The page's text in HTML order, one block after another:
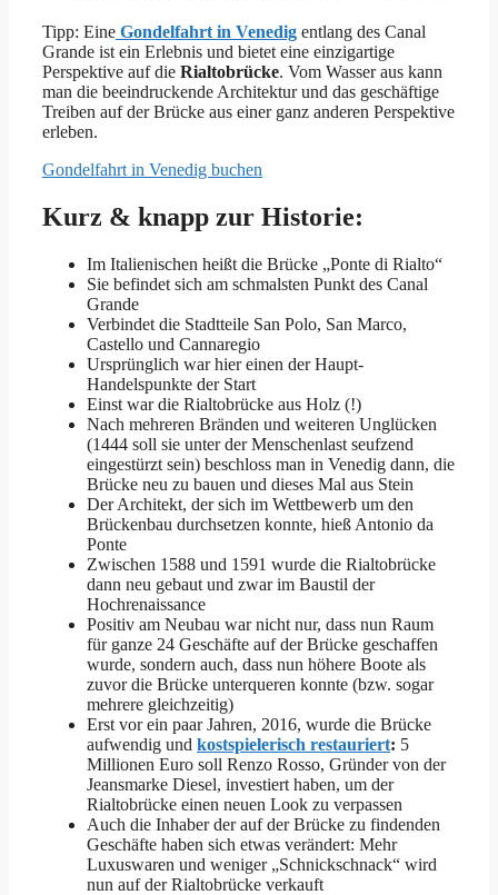
Tipp: Eine Gondelfahrt in Venedig entlang des Canal
Grande ist ein Erlebnis und bietet eine einzigartige
Perspektive auf die Rialtobrücke. Vom Wasser aus kann
man die beeindruckende Architektur und das geschäftige
Treiben auf der Brücke aus einer ganz anderen Perspektive
erleben.
Gondelfahrt in Venedig buchen
Kurz & knapp zur Historie:
Im Italienischen heißt die Brücke „Ponte di Rialto“
Sie befindet sich am schmalsten Punkt des Canal
Grande
Verbindet die Stadtteile San Polo, San Marco,
Castello und Cannaregio
Ursprünglich war hier einen der Haupt-
Handelspunkte der Start
Einst war die Rialtobrücke aus Holz (!)
Nach mehreren Bränden und weiteren Unglücken
(1444 soll sie unter der Menschenlast seufzend
eingestürzt sein) beschloss man in Venedig dann, die
Brücke neu zu bauen und dieses Mal aus Stein
Der Architekt, der sich im Wettbewerb um den
Brückenbau durchsetzen konnte, hieß Antonio da
Ponte
Zwischen 1588 und 1591 wurde die Rialtobrücke
dann neu gebaut und zwar im Baustil der
Hochrenaissance
Positiv am Neubau war nicht nur, dass nun Raum
für ganze 24 Geschäfte auf der Brücke geschaffen
wurde, sondern auch, dass nun höhere Boote als
zuvor die Brücke unterqueren konnte (bzw. sogar
mehrere gleichzeitig)
Erst vor ein paar Jahren, 2016, wurde die Brücke
aufwendig und kostspielerisch restauriert: 5
Millionen Euro soll Renzo Rosso, Gründer von der
Jeansmarke Diesel, investiert haben, um der
Rialtobrücke einen neuen Look zu verpassen
Auch die Inhaber der auf der Brücke zu findenden
Geschäfte haben sich etwas verändert: Mehr
Luxuswaren und weniger „Schnickschnack“ wird
nun auf der Rialtobrücke verkauft